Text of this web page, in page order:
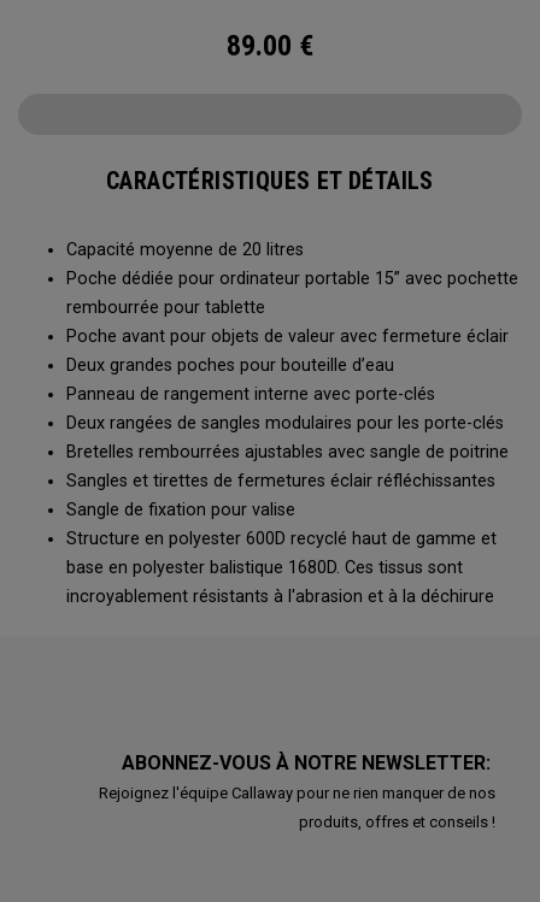
89.00 €
CARACTÉRISTIQUES ET DÉTAILS
Capacité moyenne de 20 litres
Poche dédiée pour ordinateur portable 15” avec pochette
rembourrée pour tablette
Poche avant pour objets de valeur avec fermeture éclair
Deux grandes poches pour bouteille d’eau
Panneau de rangement interne avec porte-clés
Deux rangées de sangles modulaires pour les porte-clés
Bretelles rembourrées ajustables avec sangle de poitrine
Sangles et tirettes de fermetures éclair réfléchissantes
Sangle de fixation pour valise
Structure en polyester 600D recyclé haut de gamme et
base en polyester balistique 1680D. Ces tissus sont
incroyablement résistants à l'abrasion et à la déchirure
ABONNEZ-VOUS À NOTRE NEWSLETTER:
Rejoignez l'équipe Callaway pour ne rien manquer de nos
produits, offres et conseils !